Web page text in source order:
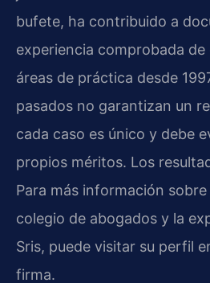
bufete, ha contribuido a
experiencia comprobada
áreas de práctica desde
pasados no garantizan un
cada caso es único y debe
propios méritos. Los
Para más información
colegio de abogados y la
Sris, puede visitar su perfil
firma.